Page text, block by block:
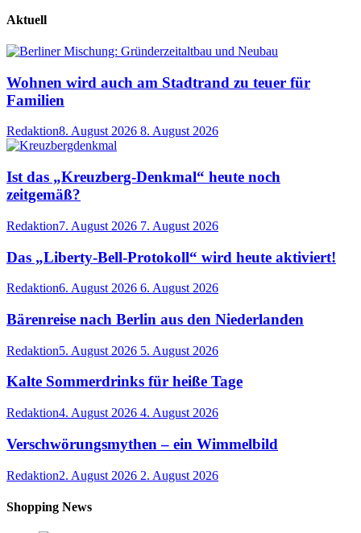
Aktuell
Wohnen wird auch am Stadtrand zu teuer für
Familien
Redaktion8. August 2026 8. August 2026
Ist das „Kreuzberg-Denkmal“ heute noch
zeitgemäß?
Redaktion7. August 2026 7. August 2026
Das „Liberty-Bell-Protokoll“ wird heute aktiviert!
Redaktion6. August 2026 6. August 2026
Bärenreise nach Berlin aus den Niederlanden
Redaktion5. August 2026 5. August 2026
Kalte Sommerdrinks für heiße Tage
Redaktion4. August 2026 4. August 2026
Verschwörungsmythen – ein Wimmelbild
Redaktion2. August 2026 2. August 2026
Shopping News